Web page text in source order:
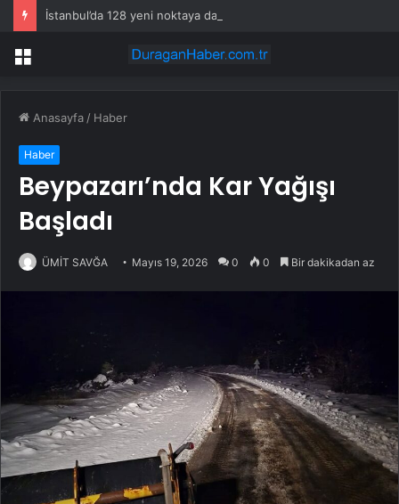
İstanbul’da 128 yeni noktaya daha EDS geliyor
Menü
Anasayfa / Haber
Haber
Beypazarı’nda Kar Yağışı
Başladı
ÜMİT SAVĞA Mayıs 19, 2026 0 0 Bir dakikadan az